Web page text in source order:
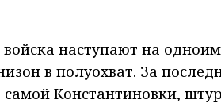
наступают на
в полуохват. За
самой Константиновки,